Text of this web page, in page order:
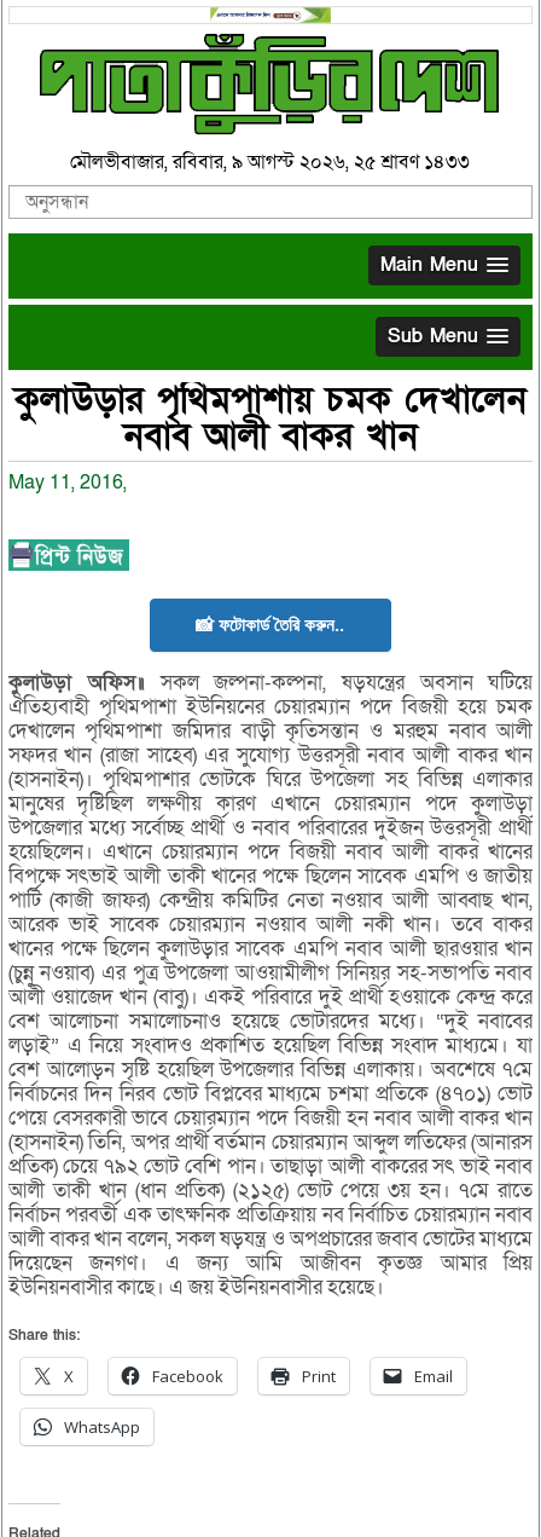
মৌলভীবাজার, রবিবার, ৯ আগস্ট ২০২৬, ২৫ শ্রাবণ ১৪৩৩
Main Menu
Sub Menu
কুলাউড়ার পৃথিমপাশায় চমক দেখালেন
নবাব আলী বাকর খান
May 11, 2016,
📸 ফটোকার্ড তৈরি করুন..
কুলাউড়া অফিস॥ সকল জল্পনা-কল্পনা, ষড়যন্ত্রের অবসান ঘটিয়ে
ঐতিহ্যবাহী পৃথিমপাশা ইউনিয়নের চেয়ারম্যান পদে বিজয়ী হয়ে চমক
দেখালেন পৃথিমপাশা জমিদার বাড়ী কৃতিসন্তান ও মরহুম নবাব আলী
সফদর খান (রাজা সাহেব) এর সুযোগ্য উত্তরসূরী নবাব আলী বাকর খান
(হাসনাইন)। পৃথিমপাশার ভোটকে ঘিরে উপজেলা সহ বিভিন্ন এলাকার
মানুষের দৃষ্টিছিল লক্ষণীয় কারণ এখানে চেয়ারম্যান পদে কুলাউড়া
উপজেলার মধ্যে সর্বোচ্ছ প্রার্থী ও নবাব পরিবারের দুইজন উত্তরসূরী প্রার্থী
হয়েছিলেন। এখানে চেয়ারম্যান পদে বিজয়ী নবাব আলী বাকর খানের
বিপক্ষে সৎভাই আলী তাকী খানের পক্ষে ছিলেন সাবেক এমপি ও জাতীয়
পার্টি (কাজী জাফর) কেন্দ্রীয় কমিটির নেতা নওয়াব আলী আব্বাছ খান,
আরেক ভাই সাবেক চেয়ারম্যান নওয়াব আলী নকী খান। তবে বাকর
খানের পক্ষে ছিলেন কুলাউড়ার সাবেক এমপি নবাব আলী ছারওয়ার খান
(চুন্নু নওয়াব) এর পুত্র উপজেলা আওয়ামীলীগ সিনিয়র সহ-সভাপতি নবাব
আলী ওয়াজেদ খান (বাবু)। একই পরিবারে দুই প্রার্থী হওয়াকে কেন্দ্র করে
বেশ আলোচনা সমালোচনাও হয়েছে ভোটারদের মধ্যে। “দুই নবাবের
লড়াই” এ নিয়ে সংবাদও প্রকাশিত হয়েছিল বিভিন্ন সংবাদ মাধ্যমে। যা
বেশ আলোড়ন সৃষ্টি হয়েছিল উপজেলার বিভিন্ন এলাকায়। অবশেষে ৭মে
নির্বাচনের দিন নিরব ভোট বিপ্লবের মাধ্যমে চশমা প্রতিকে (৪৭০১) ভোট
পেয়ে বেসরকারী ভাবে চেয়ারম্যান পদে বিজয়ী হন নবাব আলী বাকর খান
(হাসনাইন) তিনি, অপর প্রার্থী বর্তমান চেয়ারম্যান আব্দুল লতিফের (আনারস
প্রতিক) চেয়ে ৭৯২ ভোট বেশি পান। তাছাড়া আলী বাকরের সৎ ভাই নবাব
আলী তাকী খান (ধান প্রতিক) (২১২৫) ভোট পেয়ে ৩য় হন। ৭মে রাতে
নির্বাচন পরবর্তী এক তাৎক্ষনিক প্রতিক্রিয়ায় নব নির্বাচিত চেয়ারম্যান নবাব
আলী বাকর খান বলেন, সকল ষড়যন্ত্র ও অপপ্রচারের জবাব ভোটের মাধ্যমে
দিয়েছেন জনগণ। এ জন্য আমি আজীবন কৃতজ্ঞ আমার প্রিয়
ইউনিয়নবাসীর কাছে। এ জয় ইউনিয়নবাসীর হয়েছে।
Share this:
X Facebook Print Email
WhatsApp
Related